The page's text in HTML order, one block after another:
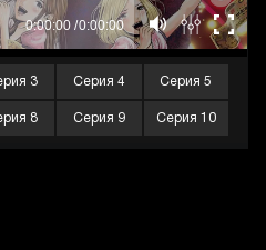
3 Серия 4 Серия 5
8 Серия 9 Серия 10